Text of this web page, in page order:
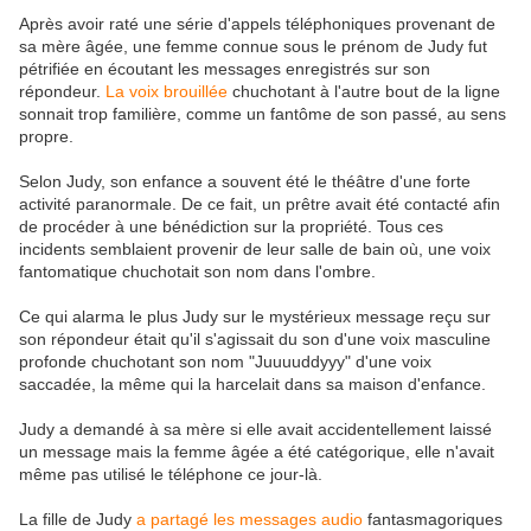
Après avoir raté une série d'appels téléphoniques provenant de
sa mère âgée, une femme connue sous le prénom de Judy fut
pétrifiée en écoutant les messages enregistrés sur son
répondeur. La voix brouillée chuchotant à l'autre bout de la ligne
sonnait trop familière, comme un fantôme de son passé, au sens
propre.
Selon Judy, son enfance a souvent été le théâtre d'une forte
activité paranormale. De ce fait, un prêtre avait été contacté afin
de procéder à une bénédiction sur la propriété. Tous ces
incidents semblaient provenir de leur salle de bain où, une voix
fantomatique chuchotait son nom dans l'ombre.
Ce qui alarma le plus Judy sur le mystérieux message reçu sur
son répondeur était qu'il s'agissait du son d'une voix masculine
profonde chuchotant son nom "Juuuuddyyy" d'une voix
saccadée, la même qui la harcelait dans sa maison d'enfance.
Judy a demandé à sa mère si elle avait accidentellement laissé
un message mais la femme âgée a été catégorique, elle n'avait
même pas utilisé le téléphone ce jour-là.
La fille de Judy a partagé les messages audio fantasmagoriques